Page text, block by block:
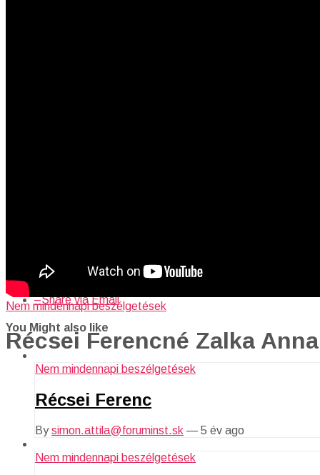
Nem mindennapi beszélgetések
Récsei Ferencné Zalka Anna
–Share on Facebook
–Share via Email
You Might also like
Nem mindennapi beszélgetések
Récsei Ferenc
Bysimon.attila@foruminst.sk — 5 év ago
Nem mindennapi beszélgetések